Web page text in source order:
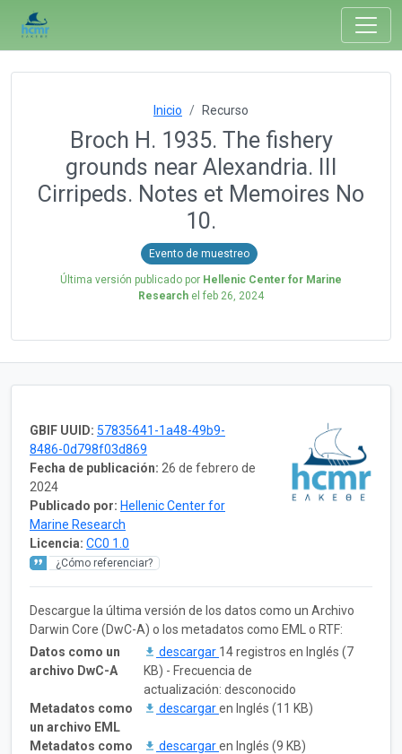
Inicio Recurso
Broch H. 1935. The fishery
grounds near Alexandria. III
Cirripeds. Notes et Memoires No
10.
Evento de muestreo
Última versión publicado por Hellenic Center for Marine
Research el feb 26, 2024
GBIF UUID: 57835641-1a48-49b9-
8486-0d798f03d869
Fecha de publicación: 26 de febrero de
2024
Publicado por: Hellenic Center for
Marine Research
Licencia: CC0 1.0
¿Cómo referenciar?
Descargue la última versión de los datos como un Archivo
Darwin Core (DwC-A) o los metadatos como EML o RTF:
Datos como un
archivo DwC-A
descargar 14 registros en Inglés (7
KB) - Frecuencia de
actualización: desconocido
Metadatos como
un archivo EML
descargaren Inglés (11 KB)
Metadatos como
descargaren Inglés (9 KB)